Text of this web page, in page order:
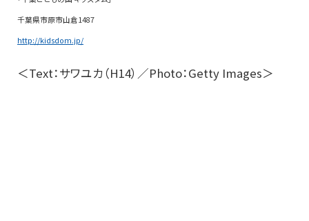
千葉県市原市山倉1487
http://kidsdom.jp/
＜Text：サワユカ（H14）／Photo：Getty Images＞